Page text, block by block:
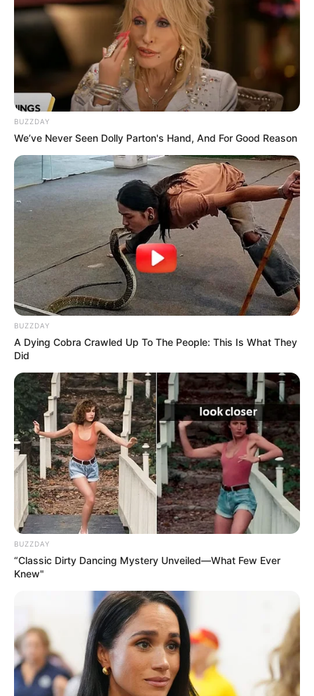
final da Secretaria de Saúde e Clínica TEA foi para que os
profissionais da saúde desenvolvam um olhar atento, uma
comunicação estruturada e específica – usando passos
detalhados em suas orientações – e ofereçam apoio não
só aos pacientes, mas também a seus cuidadores, cujo
sofrimento mental também é grande. A capacitação dos
servidores da Secretaria de Saúde é essencial,
principalmente pela sutileza dos sinais do autismo.
Participe do nosso grupo do
WhatsApp!
Fique informado em tempo real sobre as principais
notícias de Paraguaçu Paulista e região
Clique aqui para entrar no grupo
BUZZDAY
We’ve Never Seen Dolly Parton's Hand, And For Good Reason
BUZZDAY
A Dying Cobra Crawled Up To The People: This Is What They
Did
BUZZDAY
“Classic Dirty Dancing Mystery Unveiled—What Few Ever
Knew"